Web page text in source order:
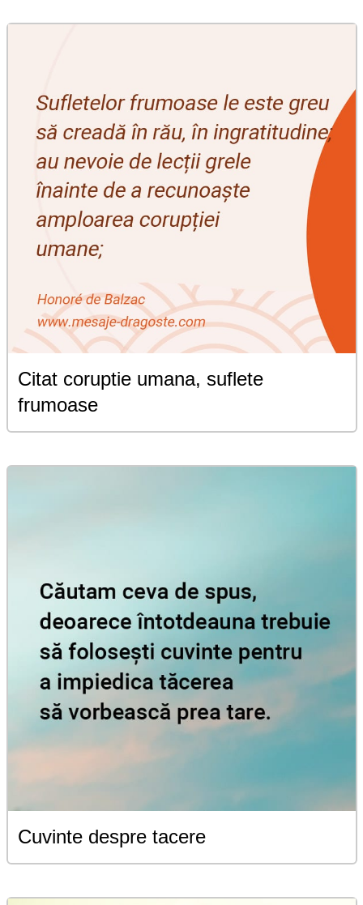
Citat coruptie umana, suflete
frumoase
Cuvinte despre tacere